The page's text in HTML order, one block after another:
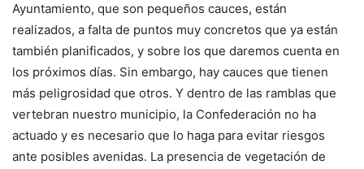
Ayuntamiento, que son pequeños cauces, están
realizados, a falta de puntos muy concretos que ya están
también planificados, y sobre los que daremos cuenta en
los próximos días. Sin embargo, hay cauces que tienen
más peligrosidad que otros. Y dentro de las ramblas que
vertebran nuestro municipio, la Confederación no ha
actuado y es necesario que lo haga para evitar riesgos
ante posibles avenidas. La presencia de vegetación de